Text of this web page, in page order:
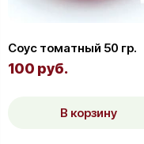
Соус томатный 50 гр.
100 руб.
В корзину